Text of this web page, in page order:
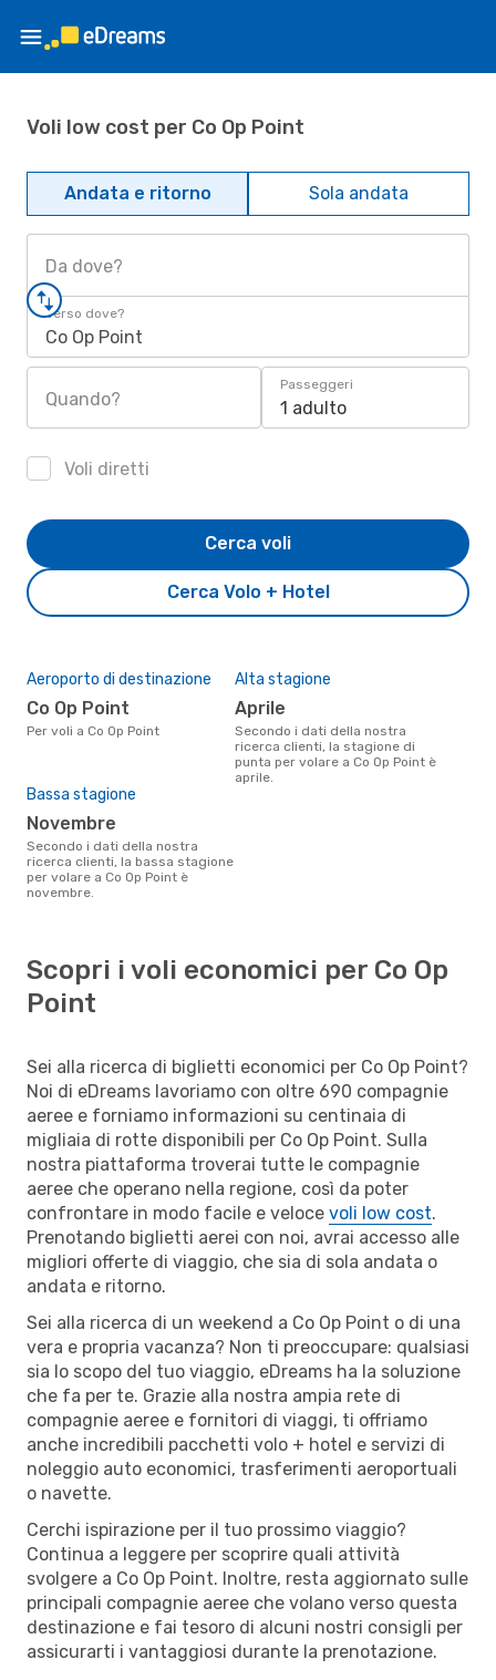
Voli low cost per Co Op Point
Andata e ritorno Sola andata
Da dove?
Verso dove?
Co Op Point
Quando?
Passeggeri
1 adulto
Voli diretti
Cerca Volo + Hotel
Cerca voli
Aeroporto di destinazione
Co Op Point
Per voli a Co Op Point
Alta stagione
aprile
Secondo i dati della nostra
ricerca clienti, la stagione di
punta per volare a Co Op Point è
aprile.
Bassa stagione
novembre
Secondo i dati della nostra
ricerca clienti, la bassa stagione
per volare a Co Op Point è
novembre.
Scopri i voli economici per Co Op
Point
Sei alla ricerca di biglietti economici per Co Op Point?
Noi di eDreams lavoriamo con oltre 690 compagnie
aeree e forniamo informazioni su centinaia di
migliaia di rotte disponibili per Co Op Point. Sulla
nostra piattaforma troverai tutte le compagnie
aeree che operano nella regione, così da poter
confrontare in modo facile e veloce voli low cost.
Prenotando biglietti aerei con noi, avrai accesso alle
migliori offerte di viaggio, che sia di sola andata o
andata e ritorno.
Sei alla ricerca di un weekend a Co Op Point o di una
vera e propria vacanza? Non ti preoccupare: qualsiasi
sia lo scopo del tuo viaggio, eDreams ha la soluzione
che fa per te. Grazie alla nostra ampia rete di
compagnie aeree e fornitori di viaggi, ti offriamo
anche incredibili pacchetti volo + hotel e servizi di
noleggio auto economici, trasferimenti aeroportuali
o navette.
Cerchi ispirazione per il tuo prossimo viaggio?
Continua a leggere per scoprire quali attività
svolgere a Co Op Point. Inoltre, resta aggiornato sulle
principali compagnie aeree che volano verso questa
destinazione e fai tesoro di alcuni nostri consigli per
assicurarti i vantaggiosi durante la prenotazione.